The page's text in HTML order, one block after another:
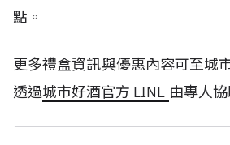
點。
更多禮盒資訊與優惠內容可至城
透過城市好酒官方 LINE 由專人